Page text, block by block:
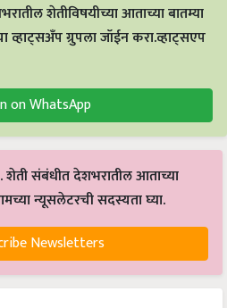
शेतीविषयीच्या आताच्या बातम्या
व्हाट्सअँप ग्रुपला जॉईन करा.व्हाट्सएप
on WhatsApp
संबंधीत देशभरातील आताच्या
न्यूसलेटरची सदस्यता घ्या.
Newsletters